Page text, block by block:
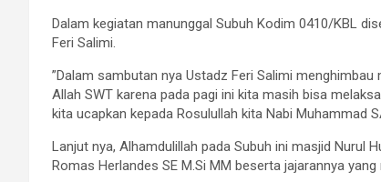
Dalam kegiatan manunggal Subuh Kodim 0410/KBL
Feri Salimi.
”Dalam sambutan nya Ustadz Feri Salimi
Allah SWT karena pada pagi ini kita masih bisa
kita ucapkan kepada Rosulullah kita Nabi Muhammad
Lanjut nya, Alhamdulillah pada Subuh ini masjid Nurul
Romas Herlandes SE M.Si MM beserta jajarannya